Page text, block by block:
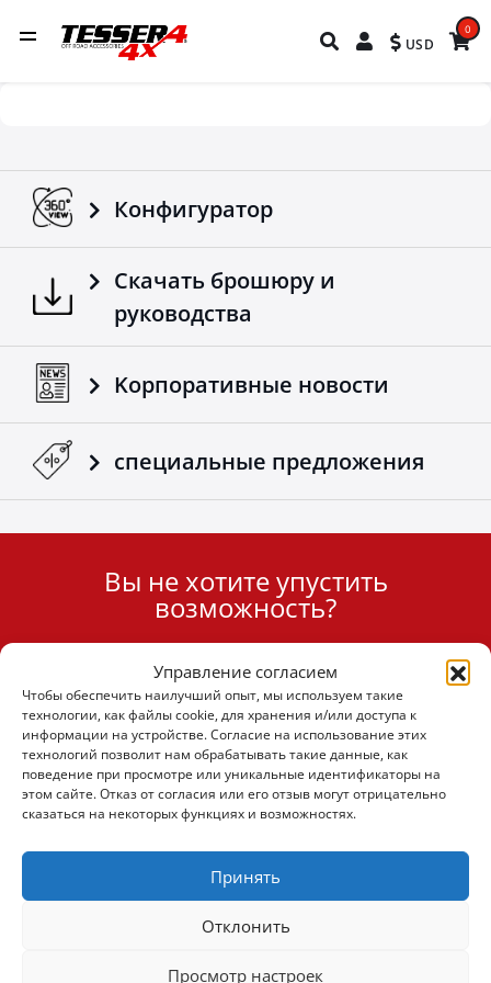
Управление согласием
Чтобы обеспечить наилучший опыт, мы используем такие
технологии, как файлы cookie, для хранения и/или доступа к
информации на устройстве. Согласие на использование этих
технологий позволит нам обрабатывать такие данные, как
поведение при просмотре или уникальные идентификаторы на
этом сайте. Отказ от согласия или его отзыв могут отрицательно
сказаться на некоторых функциях и возможностях.
Принять
Отклонить
Просмотр настроек
USD
0
Конфигуратор
Скачать брошюру и
руководства
Kорпоративные новости
специальные предложения
Cookie
Вы не хотите упустить
возможность?
Подписаться
(+30) 6947901533
(+30) 2105542813